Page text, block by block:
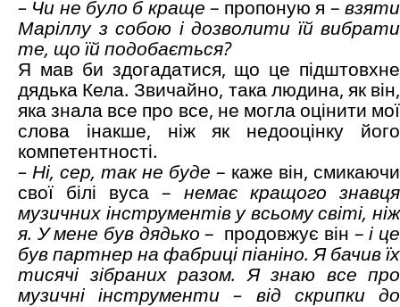
– Чи не було б краще – пропоную я –взяти
Маріллу з собою і дозволити їй вибрати
те, що їй подобається?
Я мав би здогадатися, що це підштовхне
дядька Кела. Звичайно, така людина, як він,
яка знала все про все, не могла оцінити мої
слова інакше, ніж як недооцінку його
компетентності.
– Ні, сер, так не буде – каже він, смикаючи
свої білі вуса – немає кращого знавця
музичних інструментів у всьому світі, ніж
я. У мене був дядько– продовжує він – і це
був партнер на фабриці піаніно. Я бачив їх
тисячі зібраних разом. Я знаю все про
музичні інструменти – від скрипки до